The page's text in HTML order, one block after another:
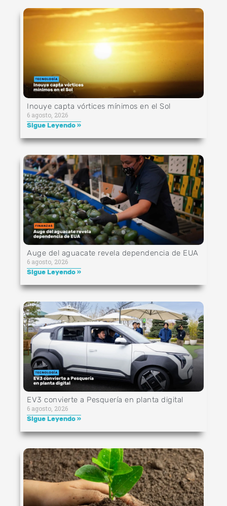
Inouye capta vórtices mínimos en el Sol
6 agosto, 2026
Sigue Leyendo »
Auge del aguacate revela dependencia de EUA
6 agosto, 2026
Sigue Leyendo »
EV3 convierte a Pesquería en planta digital
6 agosto, 2026
Sigue Leyendo »